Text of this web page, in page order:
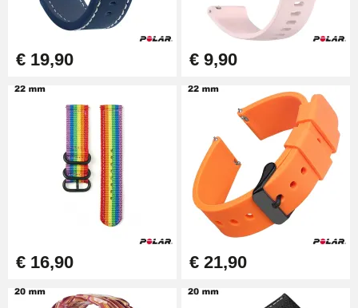
€ 19,90 € 9,90
€ 16,90 € 21,90